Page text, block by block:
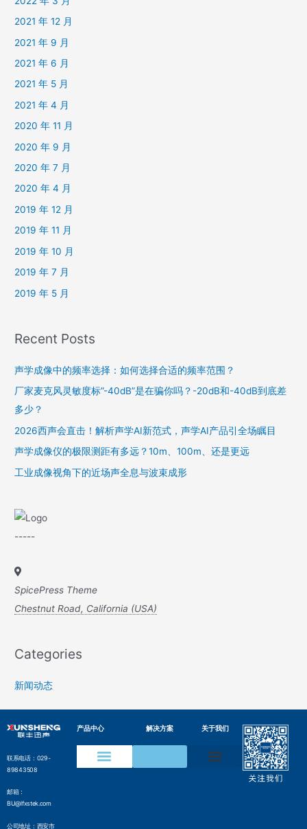
2021 年 12 月
2021 年 9 月
2021 年 6 月
2021 年 5 月
2021 年 4 月
2020 年 11 月
2020 年 9 月
2020 年 7 月
2020 年 4 月
2019 年 12 月
2019 年 11 月
2019 年 10 月
2019 年 7 月
2019 年 5 月
Recent Posts
声学成像中的频率选择：如何选择合适的频率范围？
厂家麦克风灵敏度标”-40dB”是在骗你吗？-20dB和-40dB到底差
多少？
2026西声会直击！解析声学AI新范式，声学AI产品引全场瞩目
声学成像仪的极限测距有多远？10m、100m、还是更远
工业成像视角下的近场声全息与波束成形
-----
SpicePress Theme
Chestnut Road, California (USA)
Categories
新闻动态
联系电话：029-
89843508
邮箱：
BU@lfxstek.com
公司地址：西安市
产品中心 解决方案 关于我们